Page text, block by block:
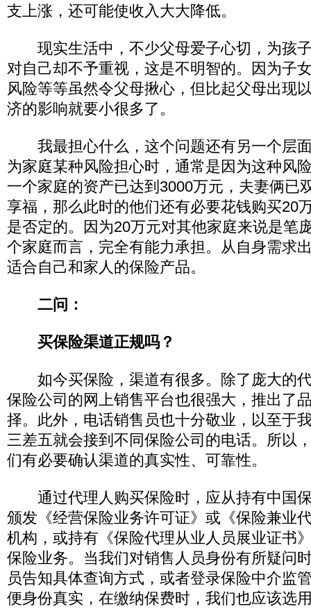
支上涨，还可能使收入大大降低。
现实生活中，不少父母爱子心切，为孩
对自己却不予重视，这是不明智的。因为子
风险等等虽然令父母揪心，但比起父母出现
济的影响就要小很多了。
我最担心什么，这个问题还有另一个层
为家庭某种风险担心时，通常是因为这种风
一个家庭的资产已达到3000万元，夫妻俩已
享福，那么此时的他们还有必要花钱购买20
是否定的。因为20万元对其他家庭来说是笔
个家庭而言，完全有能力承担。从自身需求
适合自己和家人的保险产品。
二问：
买保险渠道正规吗？
如今买保险，渠道有很多。除了庞大的
保险公司的网上销售平台也很强大，推出了
择。此外，电话销售员也十分敬业，以至于
三差五就会接到不同保险公司的电话。所以
们有必要确认渠道的真实性、可靠性。
通过代理人购买保险时，应从持有中国
颁发《经营保险业务许可证》或《保险兼业
机构，或持有《保险代理从业人员展业证书
保险业务。当我们对销售人员身份有所疑问
员告知具体查询方式，或者登录保险中介监
便身份真实，在缴纳保费时，我们也应该选